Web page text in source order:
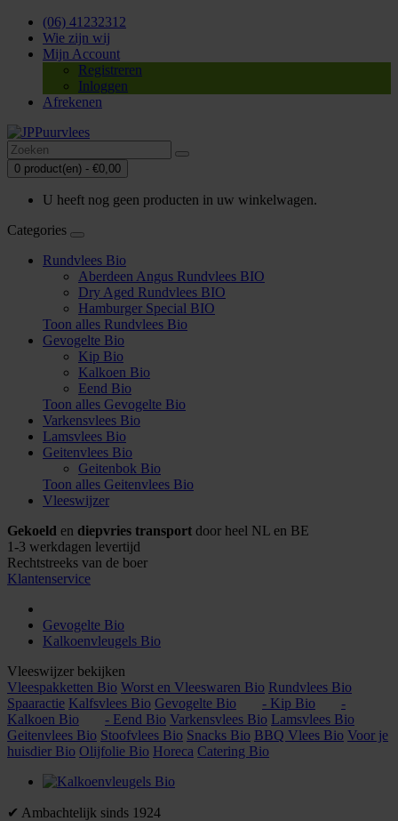
(06) 41232312
Wie zijn wij
Mijn Account
Registreren
Inloggen
Afrekenen
0 product(en) - €0,00
U heeft nog geen producten in uw winkelwagen.
Categories
Rundvlees Bio
Aberdeen Angus Rundvlees BIO
Dry Aged Rundvlees BIO
Hamburger Special BIO
Toon alles Rundvlees Bio
Gevogelte Bio
Kip Bio
Kalkoen Bio
Eend Bio
Toon alles Gevogelte Bio
Varkensvlees Bio
Lamsvlees Bio
Geitenvlees Bio
Geitenbok Bio
Toon alles Geitenvlees Bio
Vleeswijzer
Gekoeld en diepvries transport door heel NL en BE
1-3 werkdagen levertijd
Rechtstreeks van de boer
Klantenservice
Gevogelte Bio
Kalkoenvleugels Bio
Vleeswijzer bekijken
Vleespakketten Bio Worst en Vleeswaren Bio Rundvlees Bio
Spaaractie Kalfsvlees Bio Gevogelte Bio - Kip Bio
-
Kalkoen Bio
- Eend Bio Varkensvlees Bio Lamsvlees Bio
Geitenvlees Bio Stoofvlees Bio Snacks Bio BBQ Vlees Bio Voor je
huisdier Bio Olijfolie Bio Horeca Catering Bio
✔ Ambachtelijk sinds 1924